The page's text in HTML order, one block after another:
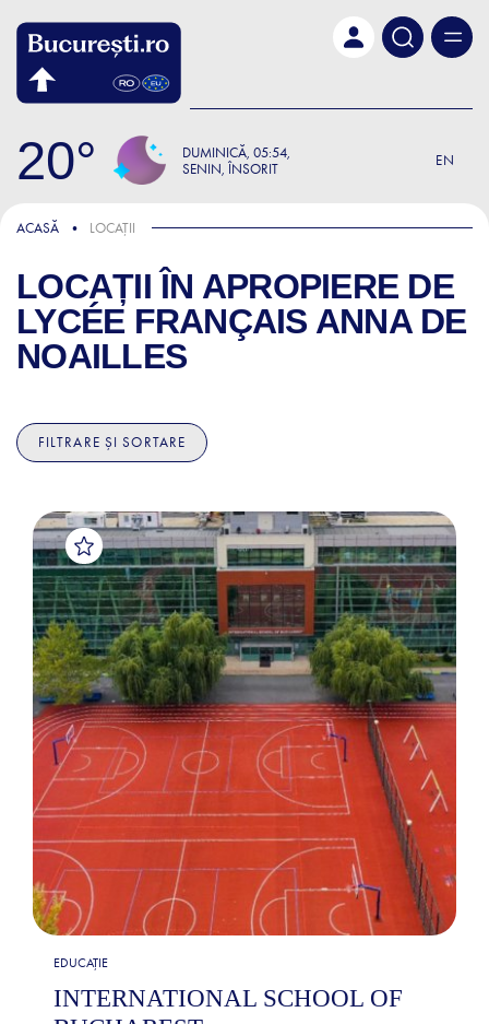
20 DUMINICĂ 05:54
SENIN, ÎNSORIT
EN
ACASĂ LOCAȚII
LOCAȚII ÎN APROPIERE DE
LYCÉE FRANÇAIS ANNA DE
NOAILLES
FILTRARE ȘI SORTARE
EDUCAȚIE
INTERNATIONAL SCHOOL OF